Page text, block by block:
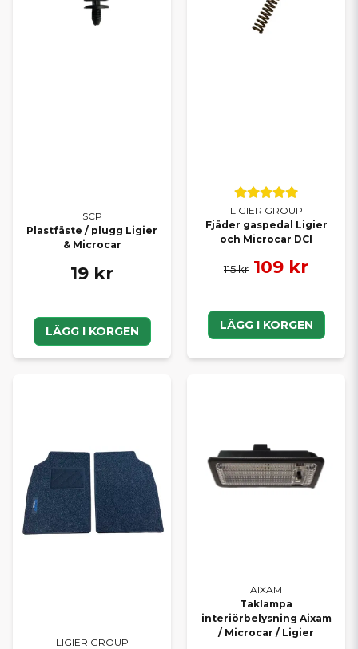
SCP
Plastfäste / plugg Ligier
& Microcar
19 kr
LÄGG I KORGEN
LIGIER GROUP
Fjäder gaspedal Ligier
och Microcar DCI
115 kr 109 kr
LÄGG I KORGEN
LIGIER GROUP
AIXAM
Taklampa
interiörbelysning Aixam
/ Microcar / Ligier